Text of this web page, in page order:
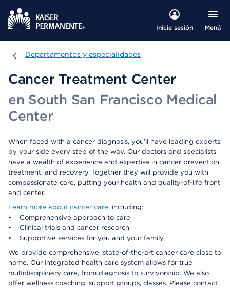
Inicie sesión Menú
Departamentos y especialidades
Departamentos y especialidades
Cancer Treatment Center
en South San Francisco Medical
Center
When faced with a cancer diagnosis, you’ll have leading experts
by your side every step of the way. Our doctors and specialists
have a wealth of experience and expertise in cancer prevention,
treatment, and recovery. Together they will provide you with
compassionate care, putting your health and quality-of-life front
and center.
Learn more about cancer care, including:
• Comprehensive approach to care
• Clinical trials and cancer research
• Supportive services for you and your family
We provide comprehensive, state-of-the-art cancer care close to
home. Our integrated health care system allows for true
multidisciplinary care, from diagnosis to survivorship. We also
offer wellness coaching, support groups, classes. Please contact